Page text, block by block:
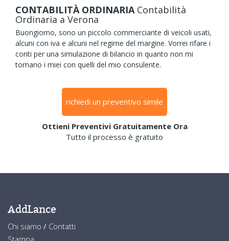
CONTABILITÀ ORDINARIA Contabilità
Ordinaria a Verona
Buongiorno, sono un piccolo commerciante di veicoli usati,
alcuni con iva e alcuni nel regime del margine. Vorrei rifare i
conti per una simulazione di bilancio in quanto non mi
tornano i miei con quelli del mio consulente.
richiedi un preventivo simile
Ottieni Preventivi Gratuitamente Ora
Tutto il processo è gratuito
AddLance
Chi siamo / Contatti
Stampa